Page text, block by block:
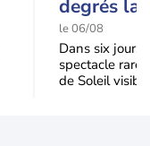
degrés la
t-elle
l'éclipse
le 06/08
Dans six
spectacle rare
de Soleil